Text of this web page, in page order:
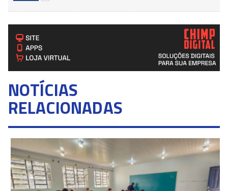
NOTÍCIAS
RELACIONADAS